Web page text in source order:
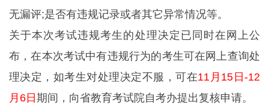
无漏评;是否有违规记录或者其它异常情况等。
关于本次考试违规考生的处理决定已同时在网上公
布，在本次考试中有违规行为的考生可在网上查询处
理决定，如考生对处理决定不服，可在11月15日-12
月6日 期间，向省教育考试院自考办提出复核申请。